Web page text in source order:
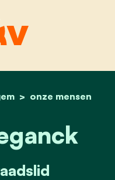
onze mensen
meganck